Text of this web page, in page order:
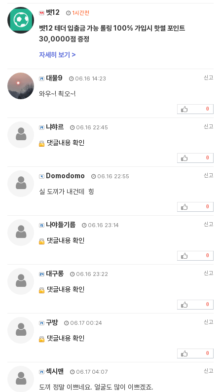
벳12 1시간전
벳12 테더 입출금 가능 롤링 100% 가입시 핫썰 포인트
30,0000점 증정
자세히 보기 >
대물9 06.16 14:23 신고
와우~! 쵝오~!
0
냐햐르 06.16 22:45 신고
댓글내용 확인
0
Domodomo 06.16 22:55 신고
실 도끼가 내건데 힝
0
나야들기름 06.16 23:14 신고
댓글내용 확인
0
대구롱 06.16 23:22 신고
댓글내용 확인
0
구방 06.17 00:24 신고
댓글내용 확인
0
섹시맨 06.17 04:07 신고
도끼 정말 이쁘네요. 얼굴도 많이 이쁘겠죠.